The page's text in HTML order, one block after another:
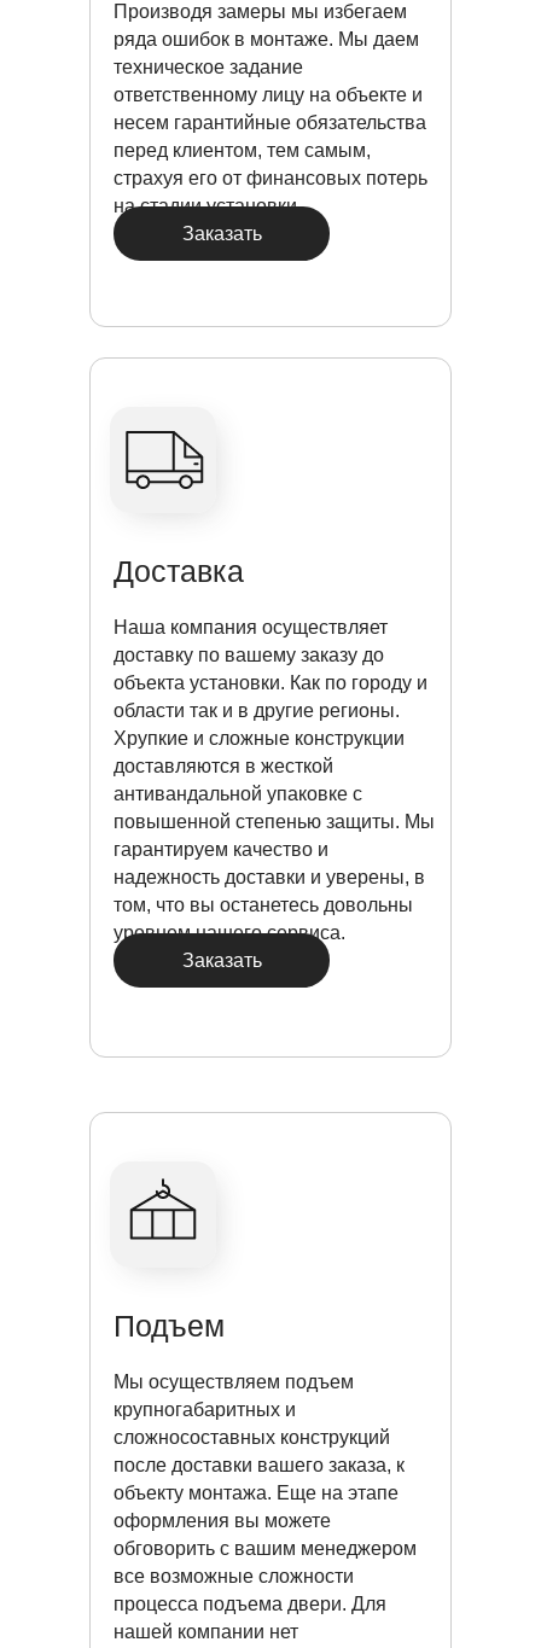
Производя замеры мы избегаем
ряда ошибок в монтаже. Мы даем
техническое задание
ответственному лицу на объекте и
несем гарантийные обязательства
перед клиентом, тем самым,
страхуя его от финансовых потерь
на стадии установки.
Заказать
Наша компания осуществляет
доставку по вашему заказу до
объекта установки. Как по городу и
области так и в другие регионы.
Хрупкие и сложные конструкции
доставляются в жесткой
антивандальной упаковке с
повышенной степенью защиты. Мы
гарантируем качество и
надежность доставки и уверены, в
том, что вы останетесь довольны
уровнем нашего сервиса.
Доставка
Заказать
Мы осуществляем подъем
крупногабаритных и
сложносоставных конструкций
после доставки вашего заказа, к
объекту монтажа. Еще на этапе
оформления вы можете
обговорить с вашим менеджером
все возможные сложности
процесса подъема двери. Для
нашей компании нет
Подъем